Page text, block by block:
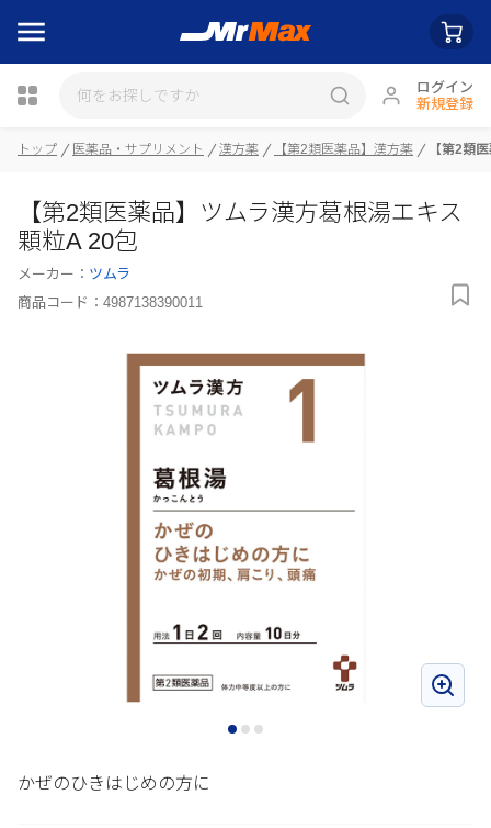
ログイン
新規登録
トップ 医薬品・サプリメント 漢方薬 【第2類医薬品】漢方薬 【第2類
【第2類医薬品】ツムラ漢方葛根湯エキス
顆粒A 20包
メーカー： ツムラ
商品コード： 4987138390011
かぜのひきはじめの方に